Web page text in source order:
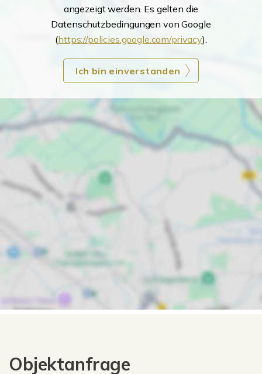
angezeigt werden. Es gelten die
Datenschutzbedingungen von Google
(https://policies.google.com/privacy).
Ich bin einverstanden
Objektanfrage